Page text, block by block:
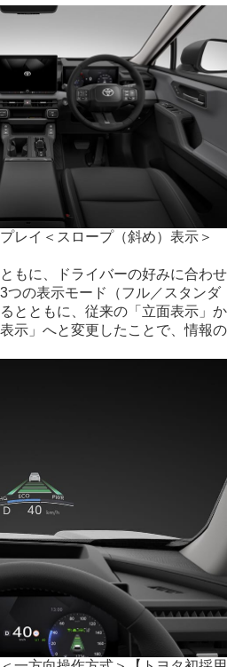
レイ ＜スロープ（斜め）表示＞
もに、ドライバーの好みに合わせ
つの表示モード（フル／スタンダ
とともに、従来の「立面表示」か
示」へと変更したことで、情報の